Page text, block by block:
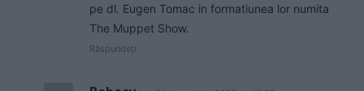
pe dl. Eugen Tomac in formatiunea lor numita
The Muppet Show.
Răspundeți